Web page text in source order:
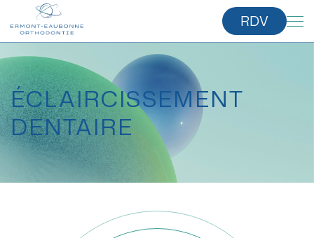
RDV
ÉCLAIRCISSEMENT
DENTAIRE